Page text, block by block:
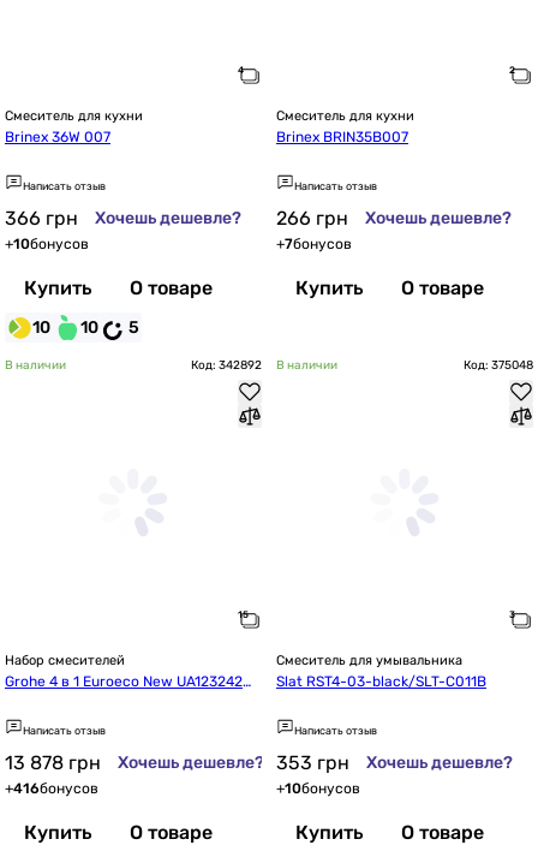
Смеситель для кухни
Brinex 36W 007
Написать отзыв
366 грн Хочешь дешевле?
+10бонусов
Купить О товаре
10 10 5
Смеситель для кухни
Brinex BRIN35B007
Написать отзыв
266 грн Хочешь дешевле?
+7бонусов
Купить О товаре
В наличии Код: 342892
Набор смесителей
Grohe 4 в 1 Euroeco New UA123242M
Написать отзыв
13 878 грн Хочешь дешевле?
+416бонусов
Купить О товаре
В наличии Код: 375048
Смеситель для умывальника
Slat RST4-03-black/SLT-C011B
Написать отзыв
353 грн Хочешь дешевле?
+10бонусов
Купить О товаре